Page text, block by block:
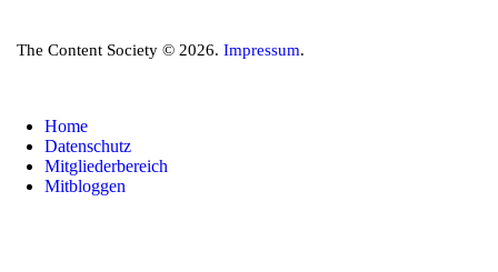
The Content Society © 2026. Impressum.
Home
Datenschutz
Mitgliederbereich
Mitbloggen